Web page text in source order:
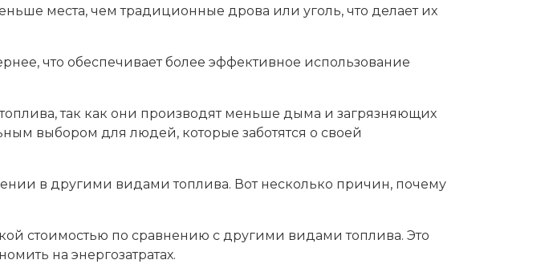
места, чем традиционные дрова или уголь, что делает их
что обеспечивает более эффективное использование
так как они производят меньше дыма и загрязняющих
выбором для людей, которые заботятся о своей
в другими видами топлива. Вот несколько причин, почему
стоимостью по сравнению с другими видами топлива. Это
на энергозатратах.